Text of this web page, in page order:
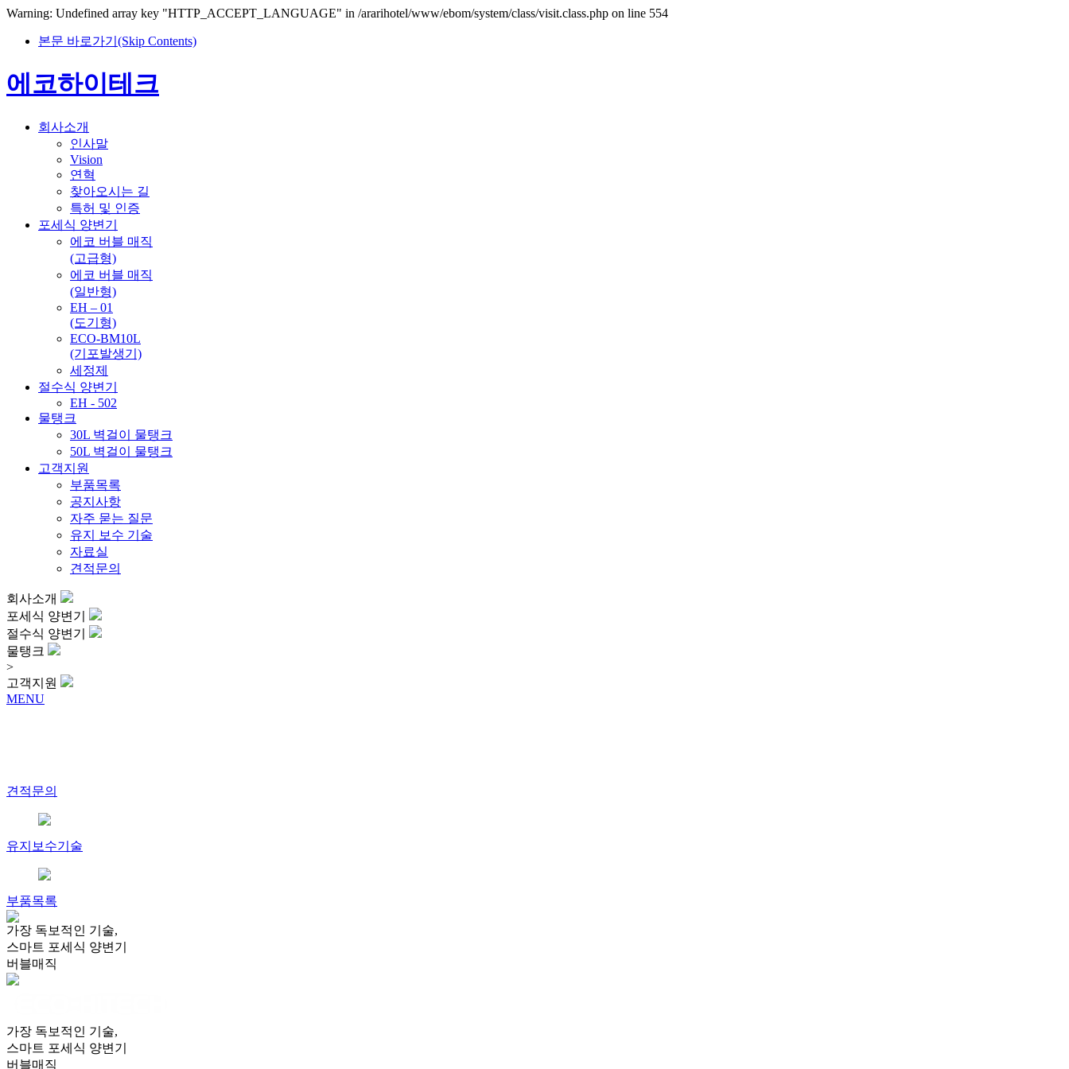
Warning: Undefined array key "HTTP_ACCEPT_LANGUAGE" in /ararihotel/www/ebom/system/class/visit.class.php on line 554
본문 바로가기(Skip Contents)
에코하이테크
회사소개
인사말
Vision
연혁
찾아오시는 길
특허 및 인증
포세식 양변기
에코 버블 매직
(고급형)
에코 버블 매직
(일반형)
EH – 01
(도기형)
ECO-BM10L
(기포발생기)
세정제
절수식 양변기
EH - 502
물탱크
30L 벽걸이 물탱크
50L 벽걸이 물탱크
고객지원
부품목록
공지사항
자주 묻는 질문
유지 보수 기술
자료실
견적문의
회사소개
포세식 양변기
절수식 양변기
물탱크
>
고객지원
MENU
견적문의
유지보수기술
부품목록
가장 독보적인 기술,
스마트 포세식 양변기
버블매직
가장 독보적인 기술,
스마트 포세식 양변기
버블매직